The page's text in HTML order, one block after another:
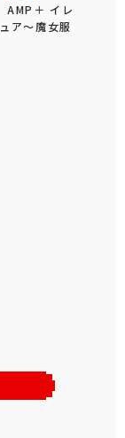
＋ イレ
ア～魔女服